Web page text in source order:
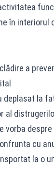
în interiorul
a
la
al
cu
la o